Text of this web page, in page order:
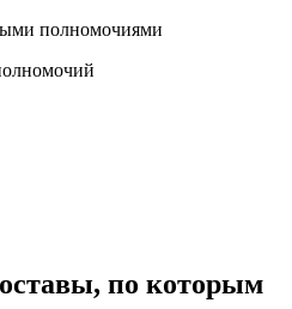
полномочиями
по которым